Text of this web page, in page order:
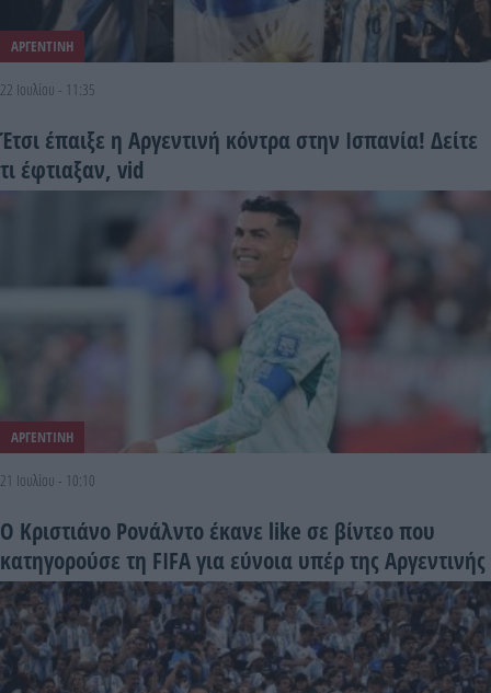
ΑΡΓΕΝΤΙΝΗ
22 Ιουλίου - 11:35
Έτσι έπαιξε η Αργεντινή κόντρα στην Ισπανία! Δείτε
τι έφτιαξαν, vid
ΑΡΓΕΝΤΙΝΗ
21 Ιουλίου - 10:10
Ο Κριστιάνο Ρονάλντο έκανε like σε βίντεο που
κατηγορούσε τη FIFA για εύνοια υπέρ της Αργεντινής